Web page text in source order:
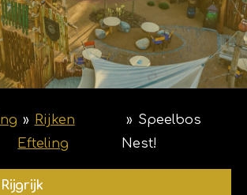
» Rijken
Efteling
» Speelbos
Nest!
Rijgrijk